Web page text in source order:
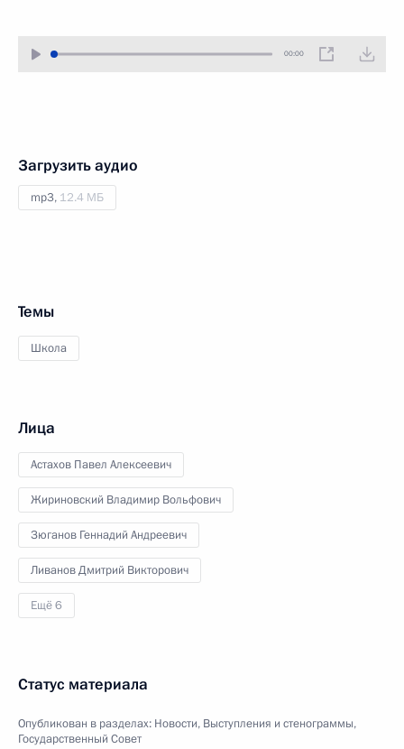
00:00
Загрузить аудио
mp3, 12.4 МБ
Темы
Школа
Лица
Астахов Павел Алексеевич
Жириновский Владимир Вольфович
Зюганов Геннадий Андреевич
Ливанов Дмитрий Викторович
Ещё 6
Статус материала
Опубликован в разделах: Новости, Выступления и стенограммы,
Государственный Совет